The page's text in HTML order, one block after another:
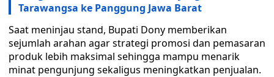
Tarawangsa ke Panggung Jawa Barat
Saat meninjau stand, Bupati Dony memberikan
sejumlah arahan agar strategi promosi dan pemasaran
produk lebih maksimal sehingga mampu menarik
minat pengunjung sekaligus meningkatkan penjualan.